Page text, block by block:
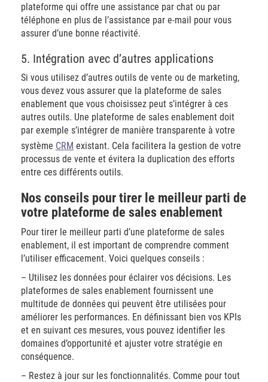
plateforme qui offre une assistance par chat ou par
téléphone en plus de l’assistance par e-mail pour vous
assurer d’une bonne réactivité.
5. Intégration avec d’autres applications
Si vous utilisez d’autres outils de vente ou de marketing,
vous devez vous assurer que la plateforme de sales
enablement que vous choisissez peut s’intégrer à ces
autres outils. Une plateforme de sales enablement doit
par exemple s’intégrer de manière transparente à votre
système CRM existant. Cela facilitera la gestion de votre
processus de vente et évitera la duplication des efforts
entre ces différents outils.
Nos conseils pour tirer le meilleur parti de
votre plateforme de sales enablement
Pour tirer le meilleur parti d’une plateforme de sales
enablement, il est important de comprendre comment
l’utiliser efficacement. Voici quelques conseils :
– Utilisez les données pour éclairer vos décisions. Les
plateformes de sales enablement fournissent une
multitude de données qui peuvent être utilisées pour
améliorer les performances. En définissant bien vos KPIs
et en suivant ces mesures, vous pouvez identifier les
domaines d’opportunité et ajuster votre stratégie en
conséquence.
– Restez à jour sur les fonctionnalités. Comme pour tout